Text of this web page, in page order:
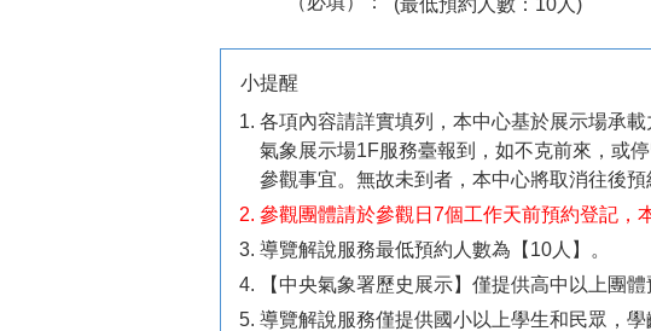
小提醒
各項內容請詳實填列，本中心基於展示場承載
氣象展示場1F服務臺報到，如不克前來，或
參觀事宜。無故未到者，本中心將取消往後預
參觀團體請於參觀日7個工作天前預約登記，
導覽解說服務最低預約人數為【10人】。
【中央氣象署歷史展示】僅提供高中以上團體
導覽解說服務僅提供國小以上學生和民眾，學